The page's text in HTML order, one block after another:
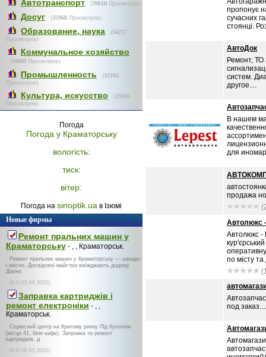
Автотранспорт (39610 Просмотров)
Досуг (35968 Просмотров)
Образование, наука (34257
Просмотров)
Коммунальное хозяйство
(34080 Просмотров)
Промышленность (32102
Просмотров)
Культура, искусство (25916
Просмотров)
Погода
Погода у Краматорську
вологість:
тиск:
вітер:
Погода на sinoptik.ua в Ізюмі
Новые фирмы
Ремонт пральних машин у
Краматорську - , , Краматорськ.
Ремонт пральних машин у Краматорську — швидко
і якісно. Досвідчені майстри виїжджають додому.
Діагно
(0-0-03.04.2026)
Заправка картриджів і
ремонт електроніки - , ,
Краматорськ.
Сервісний центр на Критому ринку Під Куполом
(місце 41, біля кафе). Заправка та ремонт
картриджів, д
(0-0-28.03.2026)
пропонує
сучасних
стоянці.
АвтоДок
Ремонт, ТО
систем.
другое....
В нашем
для
продажа
Автолюкс
Автолюкс -
по місту та
под заказ....